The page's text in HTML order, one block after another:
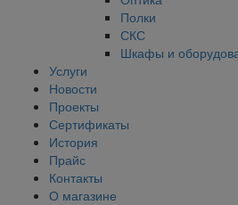
Полки
СКС
Шкафы и
Услуги
Новости
Проекты
Сертификаты
История
Прайс
Контакты
О магазине